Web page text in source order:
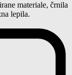
materiale, črnila
lepila.